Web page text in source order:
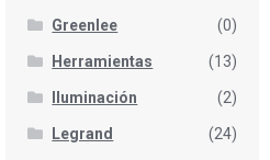
Greenlee (0)
Herramientas (13)
Iluminación (2)
Legrand (24)